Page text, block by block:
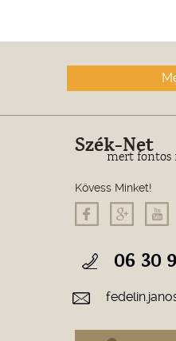
Szék-Net
mert fontos
Kövess Minket!
06 30